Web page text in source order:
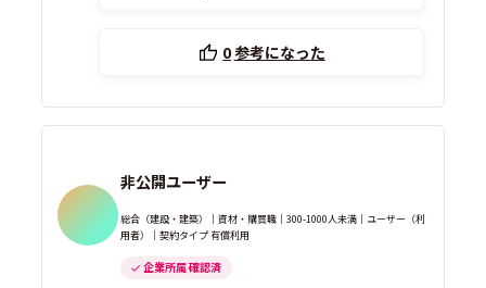
0参考になった
非公開ユーザー
総合（建設・建築）｜資材・購買職｜300-1000人未満｜ユーザー（利
用者）｜契約タイプ 有償利用
企業所属 確認済